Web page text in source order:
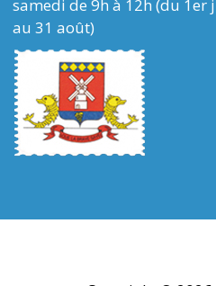
samedi de 9h à 12h (du 1er
au 31 août)